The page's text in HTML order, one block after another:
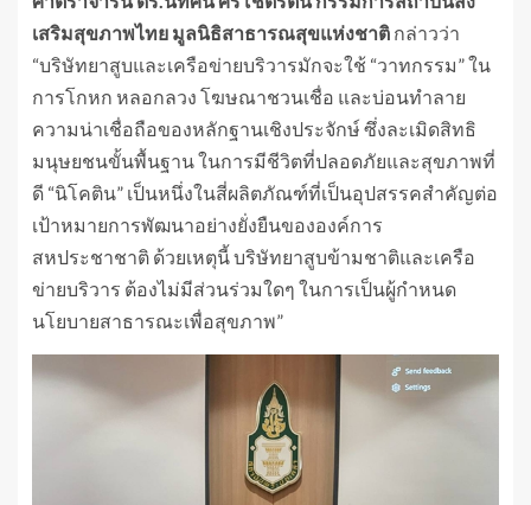
เสริมสุขภาพไทย มูลนิธิสาธารณสุขแห่งชาติ กล่าวว่า
“บริษัทยาสูบและเครือข่ายบริวารมักจะใช้ “วาทกรรม” ใน
การโกหก หลอกลวง โฆษณาชวนเชื่อ และบ่อนทำลาย
ความน่าเชื่อถือของหลักฐานเชิงประจักษ์ ซึ่งละเมิดสิทธิ
มนุษยชนขั้นพื้นฐาน ในการมีชีวิตที่ปลอดภัยและสุขภาพที่
ดี “นิโคติน” เป็นหนึ่งในสี่ผลิตภัณฑ์ที่เป็นอุปสรรคสำคัญต่อ
เป้าหมายการพัฒนาอย่างยั่งยืนขององค์การ
สหประชาชาติ ด้วยเหตุนี้ บริษัทยาสูบข้ามชาติและเครือ
ข่ายบริวาร ต้องไม่มีส่วนร่วมใดๆ ในการเป็นผู้กำหนด
นโยบายสาธารณะเพื่อสุขภาพ”